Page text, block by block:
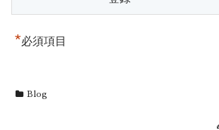
*必須項目
Blog